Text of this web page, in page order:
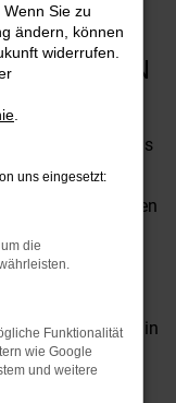
IN
Frage wird uns
kommt es bei
Vorstellungen
bestens für Ihre
in mehrerlei
erstklassige
Faktoren. Ob in
ist ein Hingucker
Die
Sie zu
ändern, können
widerrufen.
uns eingesetzt:
die
Funktionalität
wie Google
und weitere